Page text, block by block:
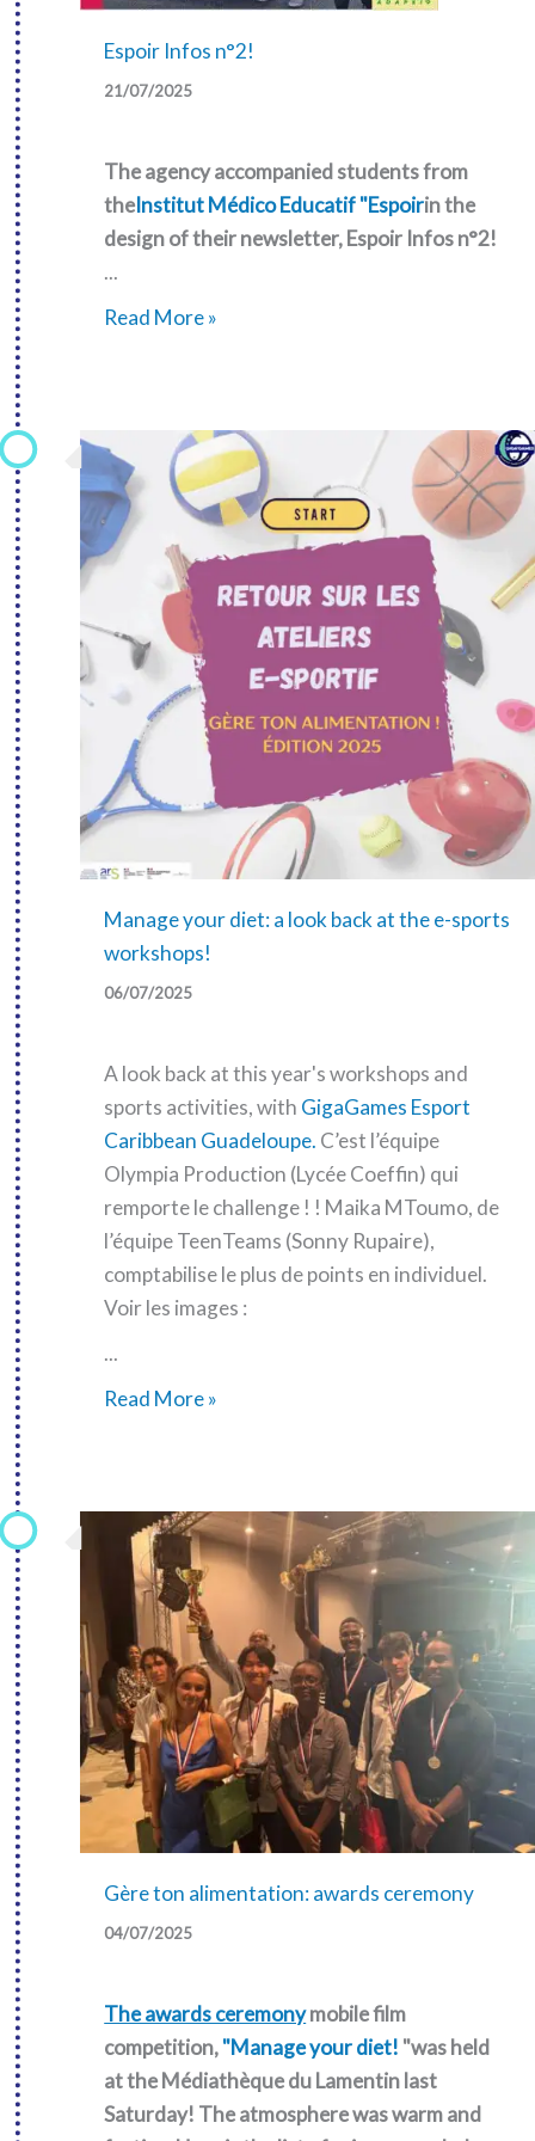
Espoir Infos n°2!
21/07/2025
The agency accompanied students from
theInstitut Médico Educatif "Espoirin the
design of their newsletter, Espoir Infos n°2!
...
Espoir
Read More »
Manage your diet: a look back at the e-sports
workshops!
06/07/2025
A look back at this year's workshops and
sports activities, with GigaGames Esport
Caribbean Guadeloupe. C’est l’équipe
Olympia Production (Lycée Coeffin) qui
remporte le challenge ! ! Maika MToumo, de
l’équipe TeenTeams (Sonny Rupaire),
comptabilise le plus de points en individuel.
Voir les images :
...
Manage
look
back
e-
sports
workshops!
Read More »
Gère ton alimentation: awards ceremony
04/07/2025
The awards ceremonymobile film
competition,"Manage your diet! "was held
at the Médiathèque du Lamentin last
Saturday! The atmosphere was warm and